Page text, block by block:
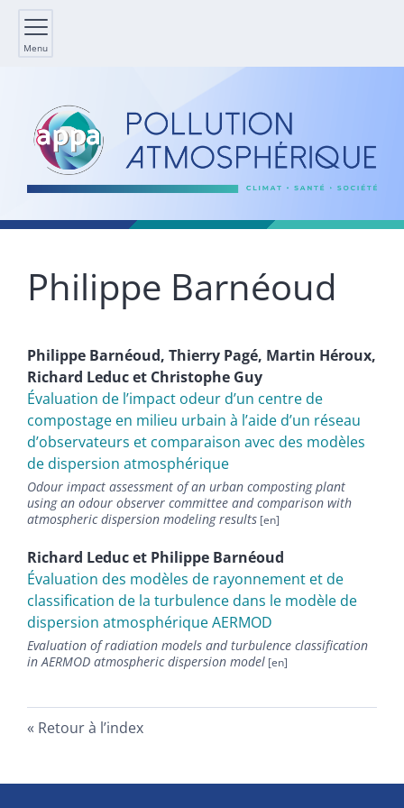
Menu
Philippe Barnéoud
Philippe Barnéoud, Thierry Pagé, Martin Héroux,
Richard Leducet Christophe Guy
Évaluation de lʼimpact odeur dʼun centre de
compostage en milieu urbain à lʼaide dʼun réseau
dʼobservateurs et comparaison avec des modèles
de dispersion atmosphérique
Odour impact assessment of an urban composting plant
using an odour observer committee and comparison with
atmospheric dispersion modeling results
Richard Leducet Philippe Barnéoud
Évaluation des modèles de rayonnement et de
classification de la turbulence dans le modèle de
dispersion atmosphérique AERMOD
Evaluation of radiation models and turbulence classification
in AERMOD atmospheric dispersion model
Retour à l’index